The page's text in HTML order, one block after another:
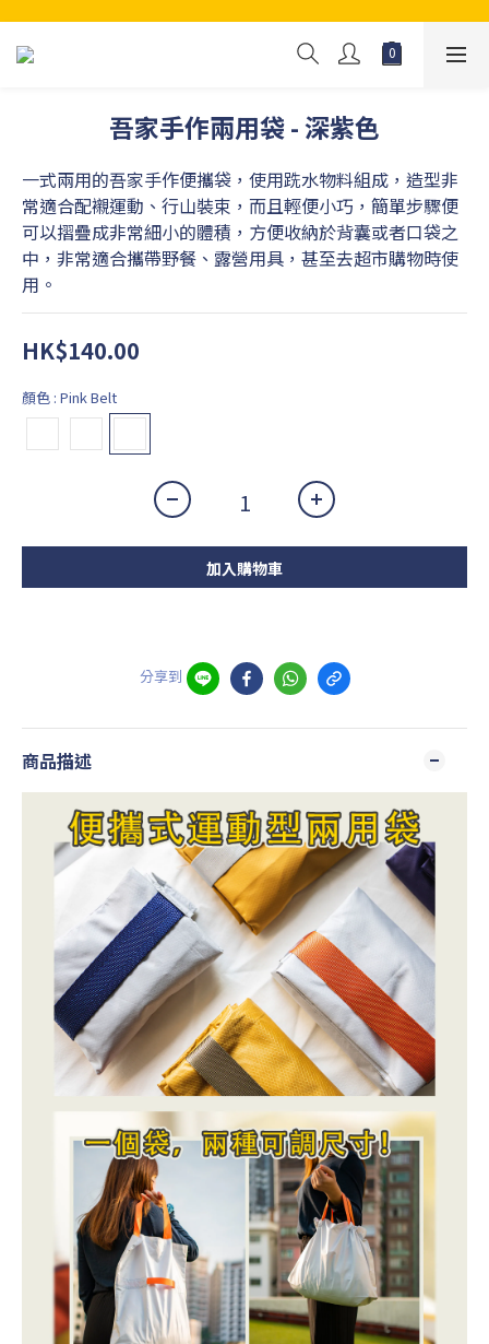
吾家手作兩用袋 - 深紫色
一式兩用的吾家手作便攜袋，使用跣水物料組成，造型非
常適合配襯運動、行山裝束，而且輕便小巧，簡單步驟便
可以摺疊成非常細小的體積，方便收納於背囊或者口袋之
中，非常適合攜帶野餐、露營用具，甚至去超市購物時使
用。
HK$140.00
顏色 : Pink Belt
加入購物車
分享到
商品描述